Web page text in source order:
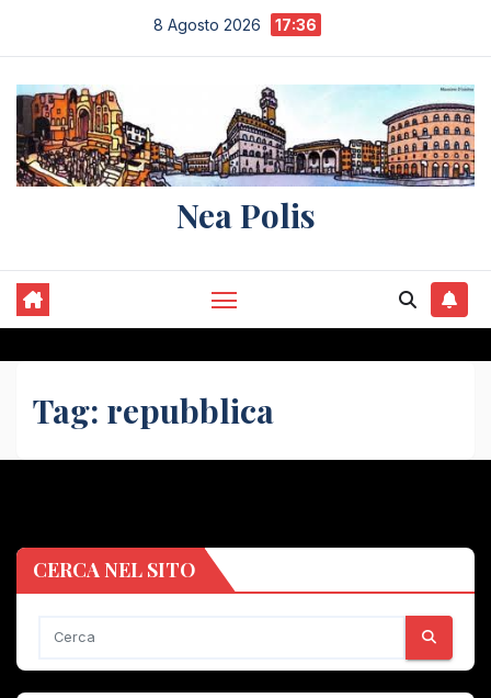
contenuto
8 Agosto 2026 17:36
Nea Polis
Tag: repubblica
CERCA NEL SITO